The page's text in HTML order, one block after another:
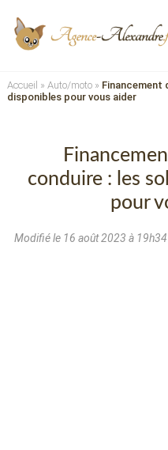
Accueil » Auto/moto» Financement
disponibles pour vous aider
conduire : les
pour
Modifié le 16 août 2023 à 19h34